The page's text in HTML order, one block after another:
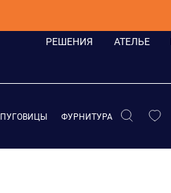
РЕШЕНИЯ АТЕЛЬЕ
ПУГОВИЦЫ ФУРНИТУРА